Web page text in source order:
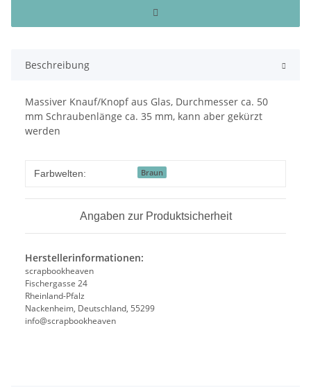
Beschreibung
Massiver Knauf/Knopf aus Glas, Durchmesser ca. 50
mm Schraubenlänge ca. 35 mm, kann aber gekürzt
werden
Farbwelten: Braun
Angaben zur Produktsicherheit
Herstellerinformationen:
scrapbookheaven
Fischergasse 24
Rheinland-Pfalz
Nackenheim, Deutschland, 55299
info@scrapbookheaven